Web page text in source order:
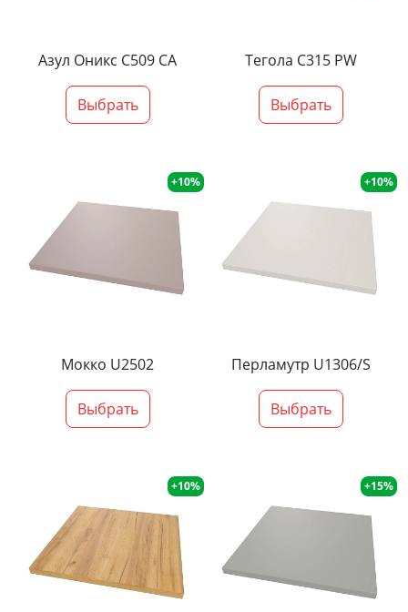
Азул Оникс С509 СА
Выбрать
Тегола С315 PW
Выбрать
+10%
Мокко U2502
Выбрать
+10%
Перламутр U1306/S
Выбрать
+10% +15%